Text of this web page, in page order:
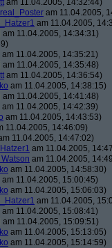
am 11.04.2005, 14:32:44)
am 11.04.2005,
am 11.04.2005,
am 11.04.2005, 14:34:31)
am 11.04.2005, 14:35:21)
am 11.04.2005, 14:35:48)
am 11.04.2005, 14:36:54)
am 11.04.2005, 14:38:15)
am 11.04.2005, 14:41:48)
am 11.04.2005, 14:42:39)
am 11.04.2005, 14:43:53)
11.04.2005, 14:46:09)
11.04.2005, 14:47:02)
am 11.04.2005,
Watson am 11.04.2005,
am 11.04.2005, 14:58:30)
am 11.04.2005, 15:00:45)
am 11.04.2005, 15:06:03)
am 11.04.2005,
am 11.04.2005, 15:08:41)
am 11.04.2005, 15:09:51)
am 11.04.2005, 15:13:05)
am 11.04.2005, 15:14:59)